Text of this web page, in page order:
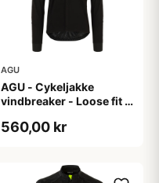
AGU
AGU - Cykeljakke
vindbreaker - Loose fit -
560,00 kr